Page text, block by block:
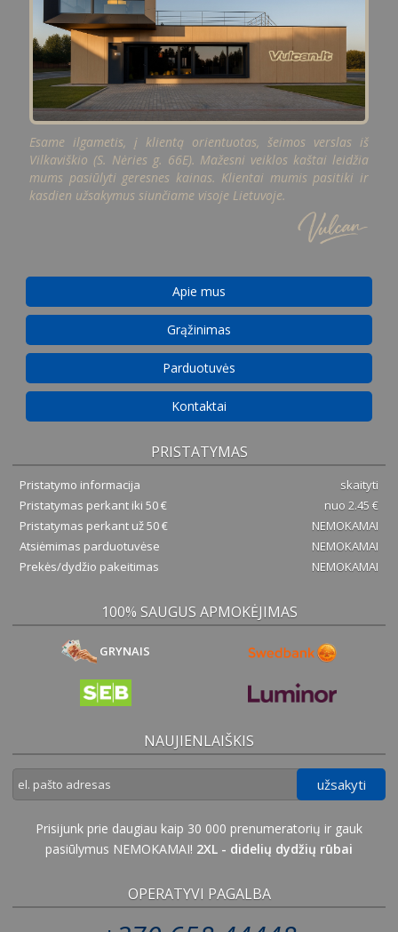
Esame ilgametis, į klientą orientuotas, šeimos verslas iš
Vilkaviškio (S. Nėries g. 66E). Mažesni veiklos kaštai leidžia
mums pasiūlyti geresnes kainas. Klientai mumis pasitiki ir
kasdien užsakymus siunčiame visoje Lietuvoje.
Apie mus
Grąžinimas
Parduotuvės
Kontaktai
PRISTATYMAS
Pristatymo informacija
skaityti
Pristatymas perkant iki 50 €
nuo 2.45 €
Pristatymas perkant už 50 €
NEMOKAMAI
Atsiėmimas parduotuvėse
NEMOKAMAI
Prekės/dydžio pakeitimas
NEMOKAMAI
100% SAUGUS APMOKĖJIMAS
GRYNAIS
NAUJIENLAIŠKIS
užsakyti
Prisijunk prie daugiau kaip 30 000 prenumeratorių ir gauk
pasiūlymus NEMOKAMAI! 2XL - didelių dydžių rūbai
OPERATYVI PAGALBA